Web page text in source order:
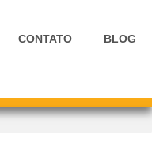
CONTATO BLOG